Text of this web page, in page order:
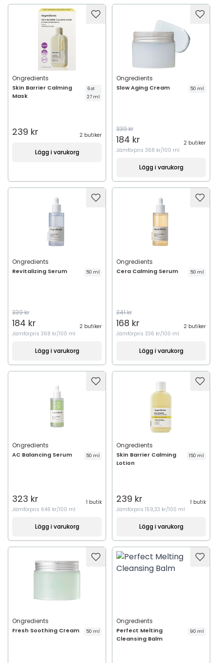
Ongredients
Skin Barrier Calming
Mask
6 st
27 ml
239 kr 2 butiker
Lägg i varukorg
Ongredients
Slow Aging Cream 50 ml
339 kr
184 kr
2 butiker
Jämförpris 368 kr/100 ml
Lägg i varukorg
Ongredients
Revitalizing Serum 50 ml
339 kr
184 kr
2 butiker
Jämförpris 368 kr/100 ml
Lägg i varukorg
Ongredients
Cera Calming Serum 50 ml
341 kr
168 kr
2 butiker
Jämförpris 336 kr/100 ml
Lägg i varukorg
Ongredients
AC Balancing Serum 50 ml
323 kr
1 butik
Jämförpris 646 kr/100 ml
Lägg i varukorg
Ongredients
Skin Barrier Calming
Lotion
150 ml
239 kr
1 butik
Jämförpris 159,33 kr/100 ml
Lägg i varukorg
Ongredients
Fresh Soothing Cream 50 ml
Ongredients
Perfect Melting
Cleansing Balm
90 ml